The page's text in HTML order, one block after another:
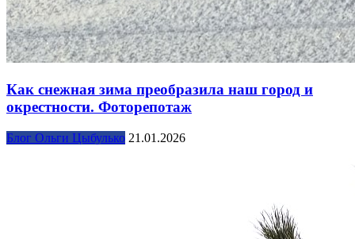
Как снежная зима преобразила наш город и
окрестности. Фоторепотаж
Блог Ольги Цыбулько 21.01.2026